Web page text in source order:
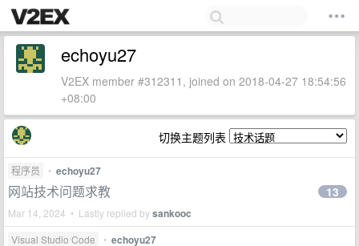
echoyu27
V2EX member #312311, joined on 2018-04-27 18:54:56
+08:00
切换主题列表
程序员 • echoyu27
网站技术问题求教
Mar 14, 2024 • Lastly replied bysankooc
13
Visual Studio Code • echoyu27